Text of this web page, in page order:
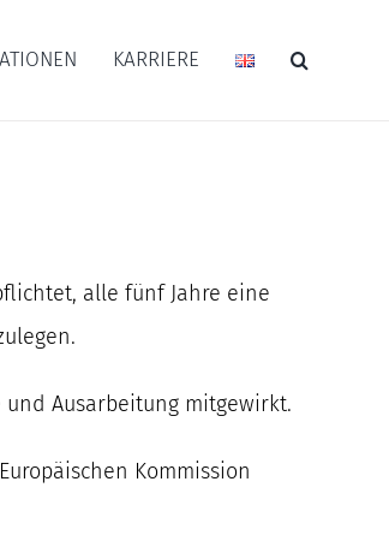
KARRIERE
alle fünf Jahre eine
Ausarbeitung mitgewirkt.
Kommission